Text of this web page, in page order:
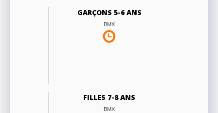
GARÇONS 5-6 ANS
BMX
FILLES 7-8 ANS
BMX